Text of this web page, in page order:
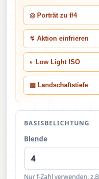
◎ Porträt zu f/4
↯ Aktion einfrieren
◐ Low Light ISO
▦ Landschaftstiefe
BASISBELICHTUNG
Blende
Nur f-Zahl verwenden,